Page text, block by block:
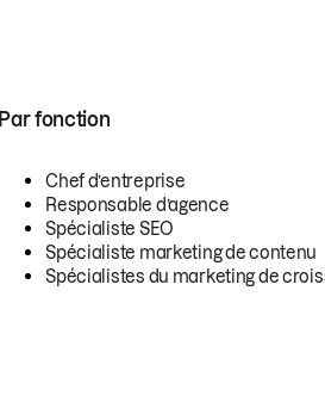
Par fonction
Chef d’entreprise
Responsable d’agence
Spécialiste SEO
Spécialiste marketing de contenu
Spécialistes du marketing de